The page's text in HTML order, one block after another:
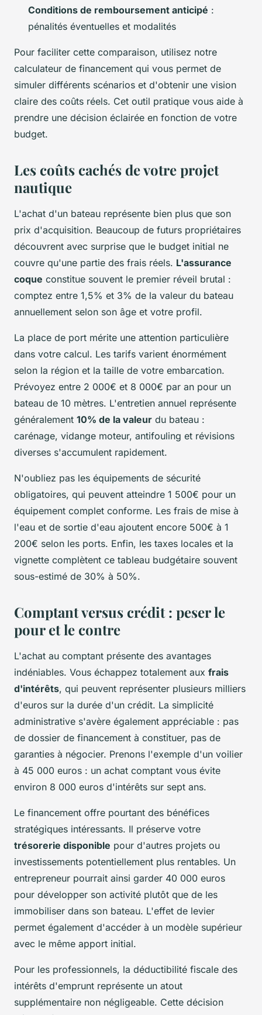
Conditions de remboursement anticipé :
pénalités éventuelles et modalités
Pour faciliter cette comparaison, utilisez notre
calculateur de financement qui vous permet de
simuler différents scénarios et d'obtenir une vision
claire des coûts réels. Cet outil pratique vous aide à
prendre une décision éclairée en fonction de votre
budget.
Les coûts cachés de votre projet
nautique
L'achat d'un bateau représente bien plus que son
prix d'acquisition. Beaucoup de futurs propriétaires
découvrent avec surprise que le budget initial ne
couvre qu'une partie des frais réels. L'assurance
coque constitue souvent le premier réveil brutal :
comptez entre 1,5% et 3% de la valeur du bateau
annuellement selon son âge et votre profil.
La place de port mérite une attention particulière
dans votre calcul. Les tarifs varient énormément
selon la région et la taille de votre embarcation.
Prévoyez entre 2 000€ et 8 000€ par an pour un
bateau de 10 mètres. L'entretien annuel représente
généralement 10% de la valeur du bateau :
carénage, vidange moteur, antifouling et révisions
diverses s'accumulent rapidement.
N'oubliez pas les équipements de sécurité
obligatoires, qui peuvent atteindre 1 500€ pour un
équipement complet conforme. Les frais de mise à
l'eau et de sortie d'eau ajoutent encore 500€ à 1
200€ selon les ports. Enfin, les taxes locales et la
vignette complètent ce tableau budgétaire souvent
sous-estimé de 30% à 50%.
Comptant versus crédit : peser le
pour et le contre
L'achat au comptant présente des avantages
indéniables. Vous échappez totalement aux frais
d'intérêts, qui peuvent représenter plusieurs milliers
d'euros sur la durée d'un crédit. La simplicité
administrative s'avère également appréciable : pas
de dossier de financement à constituer, pas de
garanties à négocier. Prenons l'exemple d'un voilier
à 45 000 euros : un achat comptant vous évite
environ 8 000 euros d'intérêts sur sept ans.
Le financement offre pourtant des bénéfices
stratégiques intéressants. Il préserve votre
trésorerie disponible pour d'autres projets ou
investissements potentiellement plus rentables. Un
entrepreneur pourrait ainsi garder 40 000 euros
pour développer son activité plutôt que de les
immobiliser dans son bateau. L'effet de levier
permet également d'accéder à un modèle supérieur
avec le même apport initial.
Pour les professionnels, la déductibilité fiscale des
intérêts d'emprunt représente un atout
supplémentaire non négligeable. Cette décision